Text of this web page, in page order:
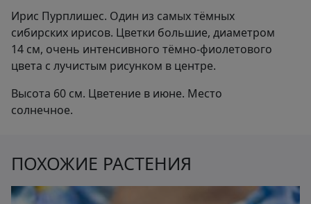
Ирис Пурплишес. Один из самых тёмных
сибирских ирисов. Цветки большие, диаметром
14 см, очень интенсивного тёмно-фиолетового
цвета с лучистым рисунком в центре.
Высота 60 см. Цветение в июне. Место
солнечное.
ПОХОЖИЕ РАСТЕНИЯ